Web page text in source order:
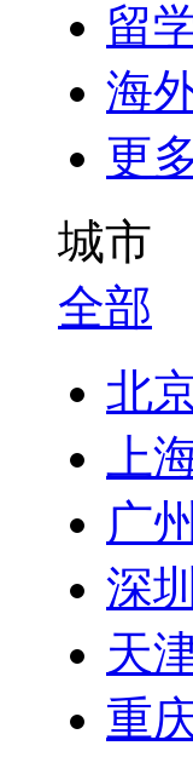
留
海
更
城市
全部
北
上
广州
深圳
天
重